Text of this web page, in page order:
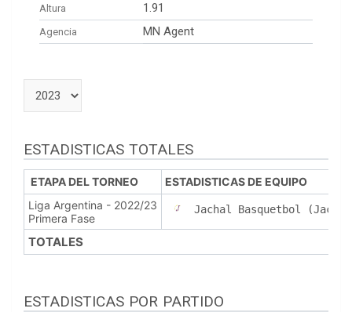
Altura 1.91
Agencia MN Agent
ESTADISTICAS TOTALES
ETAPA DEL TORNEO
ESTADISTICAS DE EQUIPO
Liga Argentina - 2022/23
Primera Fase
Jachal Basquetbol
TOTALES
ESTADISTICAS POR PARTIDO